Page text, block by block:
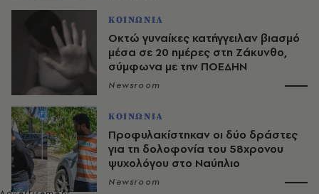
ΚΟΙΝΩΝΙΑ
Οκτώ γυναίκες κατήγγειλαν βιασμό
μέσα σε 20 ημέρες στη Ζάκυνθο,
σύμφωνα με την ΠΟΕΔΗΝ
Newsroom
ΚΟΙΝΩΝΙΑ
Προφυλακίστηκαν οι δύο δράστες
για τη δολοφονία του 58χρονου
ψυχολόγου στο Ναύπλιο
Newsroom